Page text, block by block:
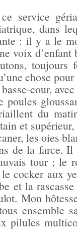
service
dans
: il y a le
voix
toujours
chose
cour,
poules
du
et
les oies
de la farce.
tour ; le
cocker aux
et la
Mon
ensemble
pilules